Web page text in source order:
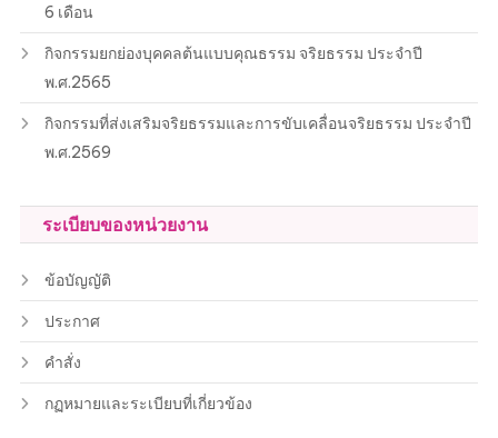
6 เดือน
กิจกรรมยกย่องบุคคลต้นแบบคุณธรรม จริยธรรม ประจำปี
พ.ศ.2565
กิจกรรมที่ส่งเสริมจริยธรรมและการขับเคลื่อนจริยธรรม ประจำปี
พ.ศ.2569
ระเบียบของหน่วยงาน
ข้อบัญญัติ
ประกาศ
คำสั่ง
กฏหมายและระเบียบที่เกี่ยวข้อง